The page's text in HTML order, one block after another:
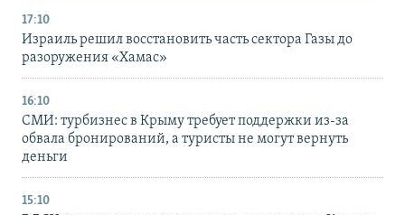
17:10
Израиль решил восстановить часть сектора Газы до
разоружения «Хамас»
16:10
СМИ: турбизнес в Крыму требует поддержки из-за
обвала бронирований, а туристы не могут вернуть
деньги
15:10